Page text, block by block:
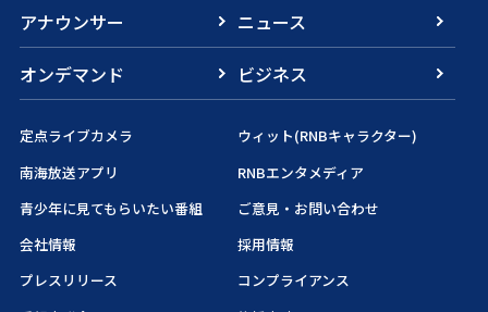
アナウンサー
ニュース
オンデマンド
ビジネス
定点ライブカメラ
ウィット(RNBキャラクター)
南海放送アプリ
RNBエンタメディア
青少年に見てもらいたい番組
ご意見・お問い合わせ
会社情報
採用情報
プレスリリース
コンプライアンス